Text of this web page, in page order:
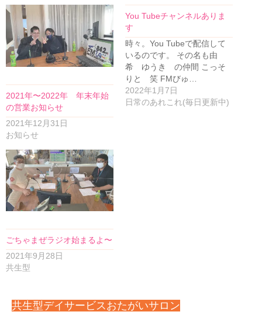
2021年〜2022年 年末年始
の営業お知らせ
2021年12月31日
お知らせ
You Tubeチャンネルありま
す
時々。You Tubeで配信して
いるのです。 その名も由
希 ゆうき の仲間 こっそ
りと 笑 FMびゅ…
2022年1月7日
日常のあれこれ(毎日更新中)
ごちゃまぜラジオ始まるよ〜
2021年9月28日
共生型
共生型デイサービスおたがいサロン